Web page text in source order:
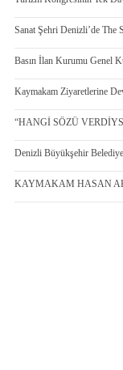
Sanat Şehri Denizli’de The
Basın İlan Kurumu Genel
Kaymakam Ziyaretlerine
“HANGİ SÖZÜ
Denizli Büyükşehir
KAYMAKAM HASAN